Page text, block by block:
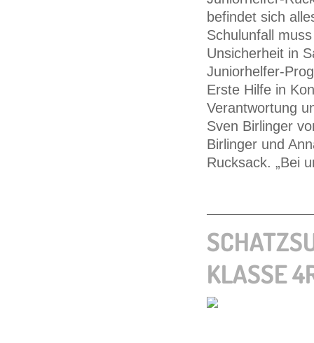
befindet sich
Schulunfall
Unsicherheit in
Juniorhelfer-
Erste Hilfe in
Verantwortung
Sven Birlinger
Birlinger und
Rucksack. „Bei
KLASSE